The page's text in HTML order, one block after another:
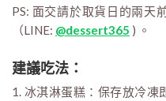
PS: 面交請於取貨日的兩天
（LINE: @dessert365 ) 。
建議吃法：
1. 冰淇淋蛋糕：保存放冷凍